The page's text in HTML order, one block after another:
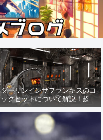
ダーリンインザフランキスのコ
ックピットについて解説！超有
名な「あの作品」の影響を解
説！